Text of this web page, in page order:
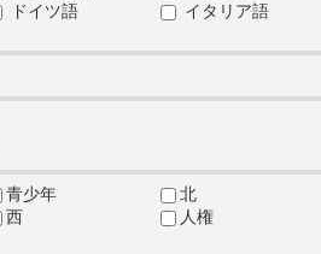
ドイツ語 イタリア語
青少年 北
西 人権